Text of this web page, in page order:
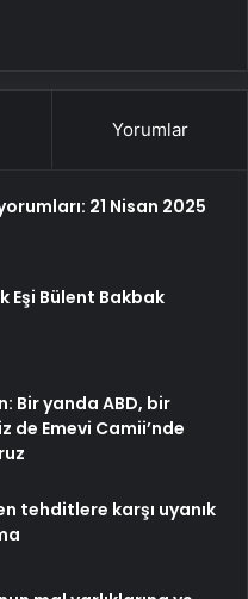
Yorumlar
21 Nisan 2025
Eşi Bülent Bakbak
Bir yanda ABD, bir
de Emevi Camii’nde
tehditlere karşı uyanık